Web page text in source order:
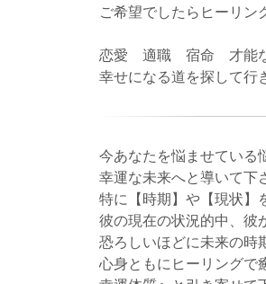
ご希望でしたらヒーリン
恋愛 適職 宿命 才能
幸せになる道を探して行
今あなたを悩ませている
幸運な未来へと導いて下
特に【時期】や【現状】
彼の現在の状況的中、彼
恐ろしいほどに未来の時
心身ともにヒーリングで